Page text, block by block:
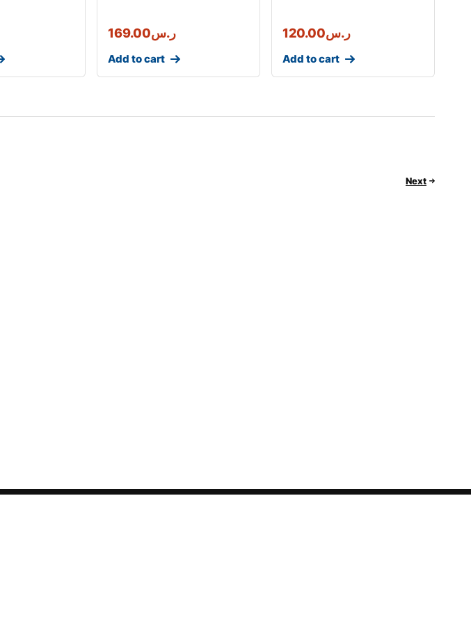
ر.س169.00
Add to cart
ر.س120.00
Add to cart
Next